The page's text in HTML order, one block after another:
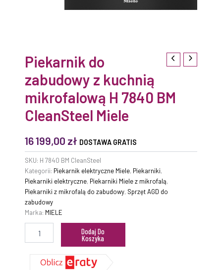
Piekarnik do
zabudowy z kuchnią
mikrofalową H 7840 BM
CleanSteel Miele
16 199,00 zł DOSTAWA GRATIS
SKU: H 7840 BM CleanSteel
Kategorii: Piekarnik elektryczne Miele, Piekarniki,
Piekarniki elektryczne, Piekarniki Miele z mikrofalą,
Piekarniki z mikrofalą do zabudowy, Sprzęt AGD do
zabudowy
Marka: MIELE
Dodaj Do
Koszyka